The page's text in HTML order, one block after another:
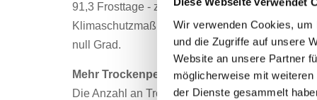
Wir verwenden Cookies,
und die Zugriffe auf unsere
Website an unsere Partner
möglicherweise mit
der Dienste gesammelt
91,3 Frosttage - zu rechnen. Bis 2050 könnten
Klimaschutzmaßnahmen um 16 Frosttage
null Grad.
Mehr Trockenperioden
Die Anzahl an Trockenperioden, d.h. eine